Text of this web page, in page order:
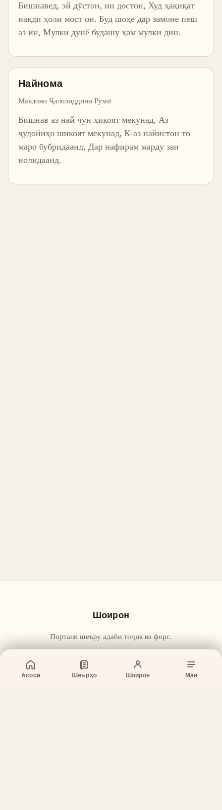
Асосӣ Шеърҳо Шоирон Ман
Бишнавед, эй дӯстон, ин достон, Худ ҳақиқат
нақди ҳоли мост он. Буд шоҳе дар замоне пеш
аз ин, Мулки дунё будашу ҳам мулки дин.
Найнома
Мавлоно Ҷалолиддини Румӣ
Бишнав аз най чун ҳикоят мекунад, Аз
ҷудойиҳо шикоят мекунад, К-аз найистон то
маро бубридаанд, Дар нафирам марду зан
нолидаанд.
Шоирон
Портали шеъру адаби тоҷик ва форс.